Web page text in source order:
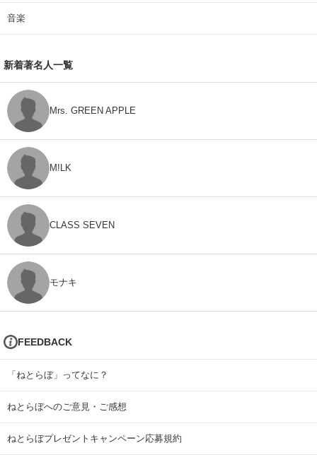
音楽
新着著名人一覧
Mrs. GREEN APPLE
M!LK
CLASS SEVEN
モナキ
FEEDBACK
「ねとらぼ」ってなに？
ねとらぼへのご意見・ご感想
ねとらぼプレゼントキャンペーン応募規約